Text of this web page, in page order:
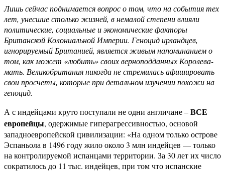
Лишь сейчас поднимается вопрос о том, что на события тех
лет, унесшие столько жизней, в немалой степени влияли
политические, социальные и экономические факторы
Британской Колониальной Империи. Геноцид ирландцев,
игнорируемый Британией, является живым напоминанием о
том, как может «любить» своих верноподданных Королева-
мать. Великобритания никогда не стремилась афишировать
свои просчеты, которые при детальном изучении похожи на
геноцид.
А с индейцами круто поступали не одни англичане –ВСЕ
европейцы, одержимые гиперагрессивностью, основой
западноевропейской цивилизации: «На одном только острове
Эспаньола в 1496 году жило около 3 млн индейцев — только
на контролируемой испанцами территории. За 30 лет их число
сократилось до 11 тыс. индейцев, при том что испанские